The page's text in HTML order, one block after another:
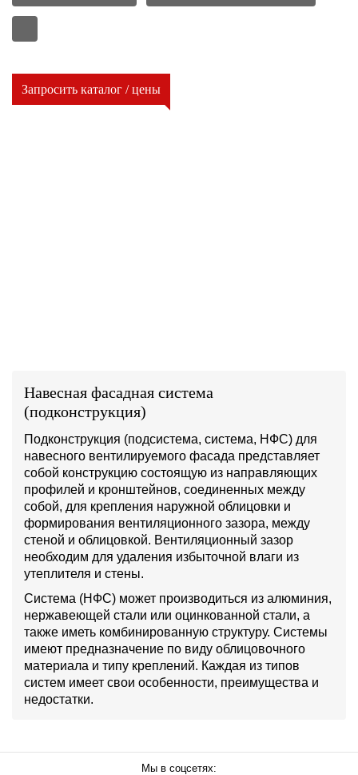
Запросить каталог / цены
Навесная фасадная система
(подконструкция)
Подконструкция (подсистема, система, НФС) для
навесного вентилируемого фасада представляет
собой конструкцию состоящую из направляющих
профилей и кронштейнов, соединенных между
собой, для крепления наружной облицовки и
формирования вентиляционного зазора, между
стеной и облицовкой. Вентиляционный зазор
необходим для удаления избыточной влаги из
утеплителя и стены.
Система (НФС) может производиться из алюминия,
нержавеющей стали или оцинкованной стали, а
также иметь комбинированную структуру. Системы
имеют предназначение по виду облицовочного
материала и типу креплений. Каждая из типов
систем имеет свои особенности, преимущества и
недостатки.
Мы в соцсетях: